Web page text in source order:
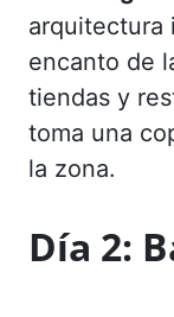
arquitectura
encanto de
tiendas y
toma una
la zona.
Día 2: